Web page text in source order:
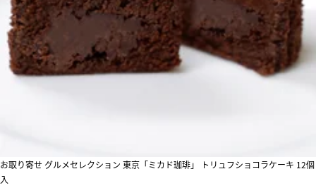
お取り寄せ グルメセレクション 東京「ミカド珈琲」 トリュフショコラケーキ 12個
入